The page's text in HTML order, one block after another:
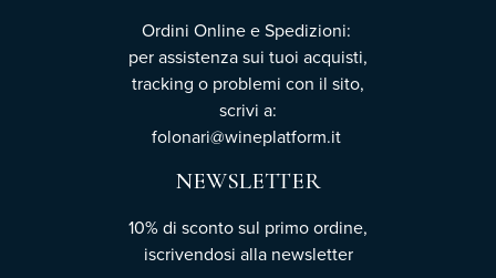
Ordini Online e Spedizioni:
per assistenza sui tuoi acquisti,
tracking o problemi con il sito,
scrivi a:
folonari@wineplatform.it
NEWSLETTER
10% di sconto sul primo ordine,
iscrivendosi alla newsletter